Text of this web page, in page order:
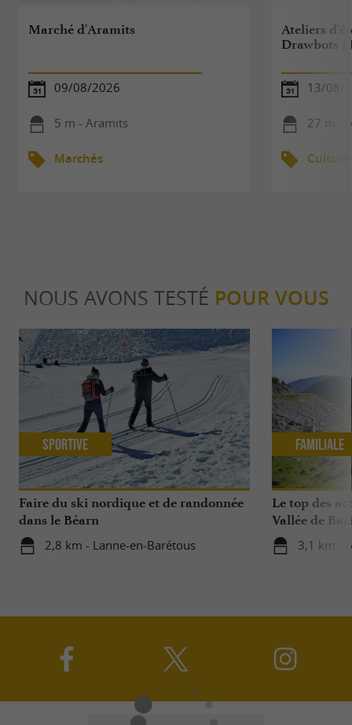
Marché d'Aramits
09/08/2026
5 m - Aramits
Marchés
Ateliers
Drawbots /
13/08/
27 m -
Culture
NOUS AVONS TESTÉ POUR VOUS
Faire du ski nordique et de randonnée
dans le Béarn
2,8 km - Lanne-en-Barétous
Sportive
Le top des
Vallée de
3,1 km -
Familiale